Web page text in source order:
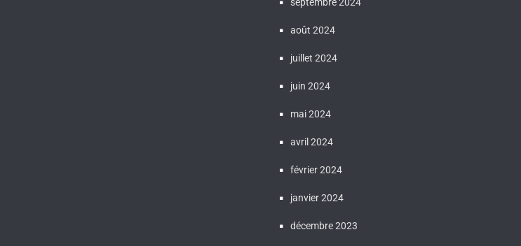
août 2024
juillet 2024
juin 2024
mai 2024
avril 2024
février 2024
janvier 2024
décembre 2023